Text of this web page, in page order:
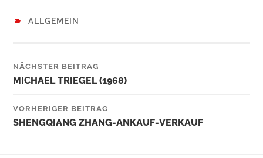
ALLGEMEIN
NÄCHSTER BEITRAG
MICHAEL TRIEGEL (1968)
VORHERIGER BEITRAG
SHENGQIANG ZHANG-ANKAUF-VERKAUF